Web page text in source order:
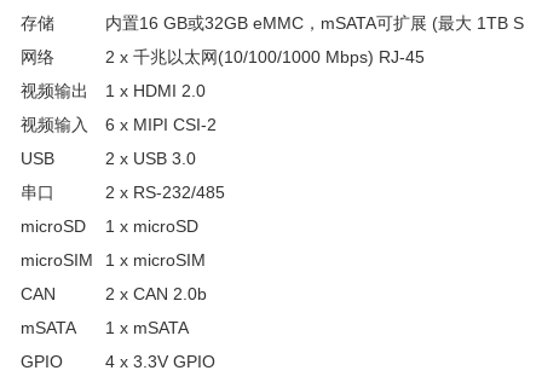
存储
内置16 GB或32GB eMMC，mSATA可扩展 (最大 1TB
网络
2 x 千兆以太网(10/100/1000 Mbps) RJ-45
视频输出
1 x HDMI 2.0
视频输入
6 x MIPI CSI-2
USB
2 x USB 3.0
串口
2 x RS-232/485
microSD
1 x microSD
microSIM
1 x microSIM
CAN
2 x CAN 2.0b
mSATA
1 x mSATA
GPIO
4 x 3.3V GPIO